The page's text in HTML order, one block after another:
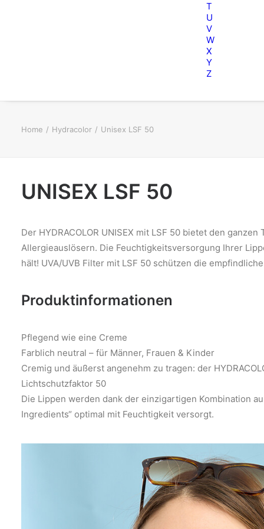
T
U
V
W
X
Y
Z
Home Hydracolor Unisex LSF 50
UNISEX LSF 50
Der HYDRACOLOR UNISEX mit LSF 50 bietet den
Allergieauslösern. Die Feuchtigkeitsversorgung Ihrer
hält! UVA/UVB Filter mit LSF 50 schützen die
Produktinformationen
Pflegend wie eine Creme
Farblich neutral – für Männer, Frauen & Kinder
Cremig und äußerst angenehm zu tragen: der
Lichtschutzfaktor 50
Die Lippen werden dank der einzigartigen Kombination
Ingredients“ optimal mit Feuchtigkeit versorgt.